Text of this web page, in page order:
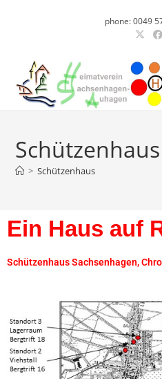
phone: 0049
Schützenhaus
> Schützenhaus
Ein Haus auf
Schützenhaus Sachsenhagen,